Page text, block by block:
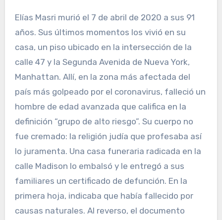
Elías Masri murió el 7 de abril de 2020 a sus 91
años. Sus últimos momentos los vivió en su
casa, un piso ubicado en la intersección de la
calle 47 y la Segunda Avenida de Nueva York,
Manhattan. Allí, en la zona más afectada del
país más golpeado por el coronavirus, falleció un
hombre de edad avanzada que califica en la
definición “grupo de alto riesgo”. Su cuerpo no
fue cremado: la religión judía que profesaba así
lo juramenta. Una casa funeraria radicada en la
calle Madison lo embalsó y le entregó a sus
familiares un certificado de defunción. En la
primera hoja, indicaba que había fallecido por
causas naturales. Al reverso, el documento